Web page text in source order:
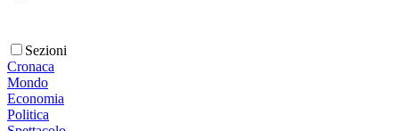
Sezioni
Cronaca
Mondo
Economia
Politica